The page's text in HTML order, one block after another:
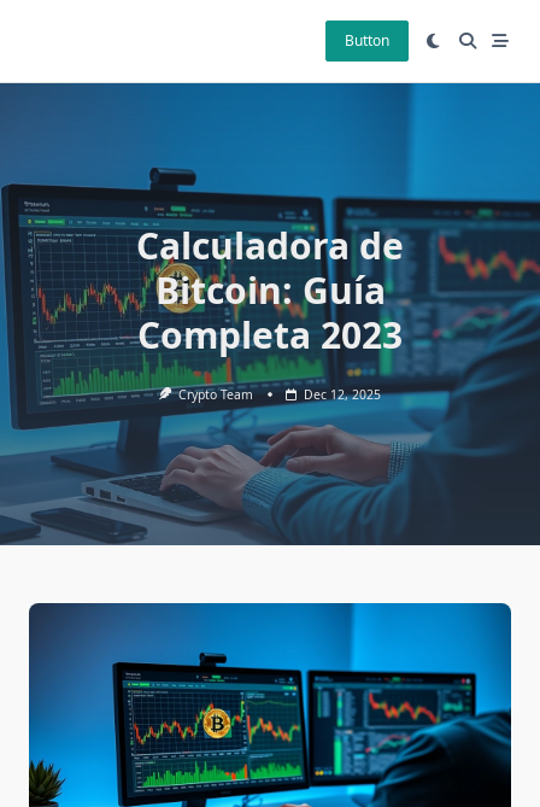
Button
Calculadora de
Bitcoin: Guía
Completa 2023
Crypto Team Dec 12, 2025